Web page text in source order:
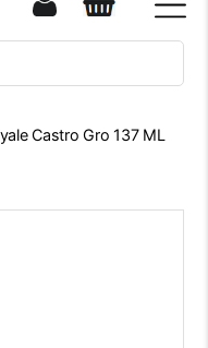
Castro Gro 137 ML